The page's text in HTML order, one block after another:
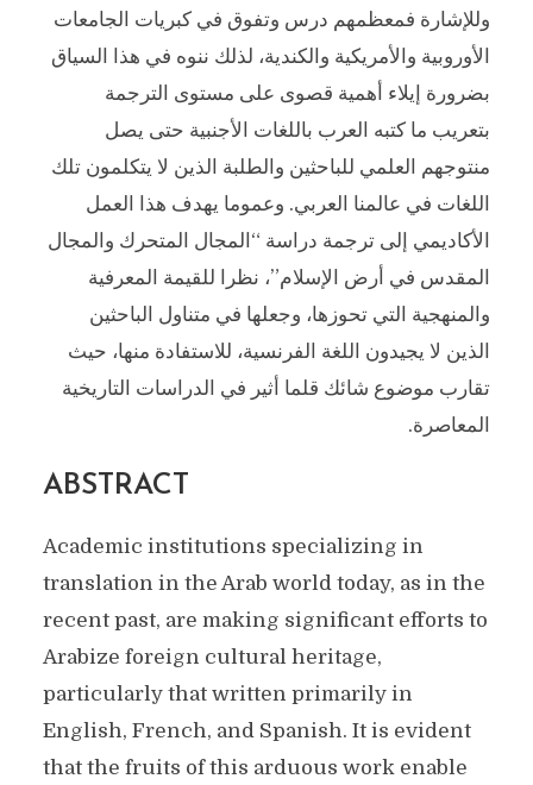
وللإشارة فمعظمهم درس وتفوق في كبريات الجامعات
الأوروبية والأمريكية والكندية، لذلك ننوه في هذا السياق
بضرورة إيلاء أهمية قصوى على مستوى الترجمة
بتعريب ما كتبه العرب باللغات الأجنبية حتى يصل
منتوجهم العلمي للباحثين والطلبة الذين لا يتكلمون تلك
اللغات في عالمنا العربي. وعموما يهدف هذا العمل
الأكاديمي إلى ترجمة دراسة “المجال المتحرك والمجال
المقدس في أرض الإسلام”، نظرا للقيمة المعرفية
والمنهجية التي تحوزها، وجعلها في متناول الباحثين
الذين لا يجيدون اللغة الفرنسية، للاستفادة منها، حيث
تقارب موضوع شائك قلما أثير في الدراسات التاريخية
المعاصرة.
ABSTRACT
Academic institutions specializing in
translation in the Arab world today, as in the
recent past, are making significant efforts to
Arabize foreign cultural heritage,
particularly that written primarily in
English, French, and Spanish. It is evident
that the fruits of this arduous work enable